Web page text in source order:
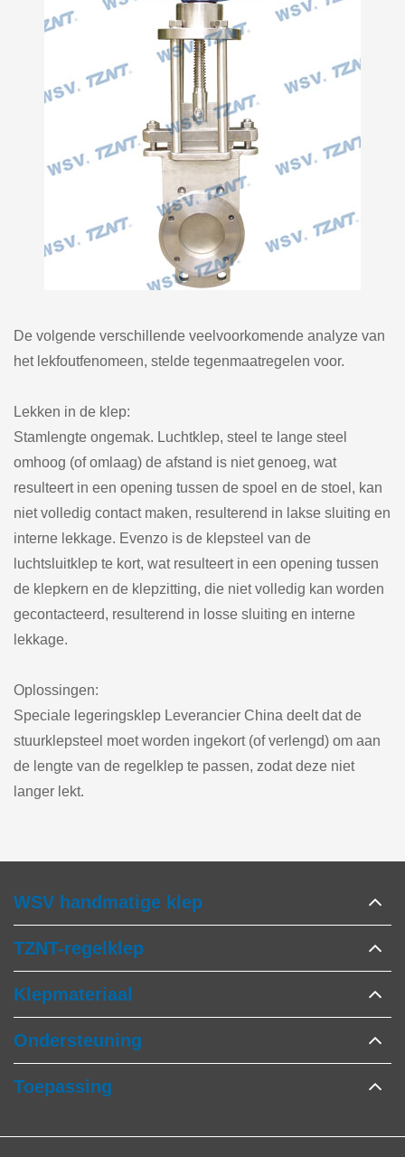
De volgende verschillende veelvoorkomende analyze van
het lekfoutfenomeen, stelde tegenmaatregelen voor.
Lekken in de klep:
Stamlengte ongemak. Luchtklep, steel te lange steel
omhoog (of omlaag) de afstand is niet genoeg, wat
resulteert in een opening tussen de spoel en de stoel, kan
niet volledig contact maken, resulterend in lakse sluiting en
interne lekkage. Evenzo is de klepsteel van de
luchtsluitklep te kort, wat resulteert in een opening tussen
de klepkern en de klepzitting, die niet volledig kan worden
gecontacteerd, resulterend in losse sluiting en interne
lekkage.
Oplossingen:
Speciale legeringsklep Leverancier China deelt dat de
stuurklepsteel moet worden ingekort (of verlengd) om aan
de lengte van de regelklep te passen, zodat deze niet
langer lekt.
WSV handmatige klep
TZNT-regelklep
Klepmateriaal
Ondersteuning
Toepassing